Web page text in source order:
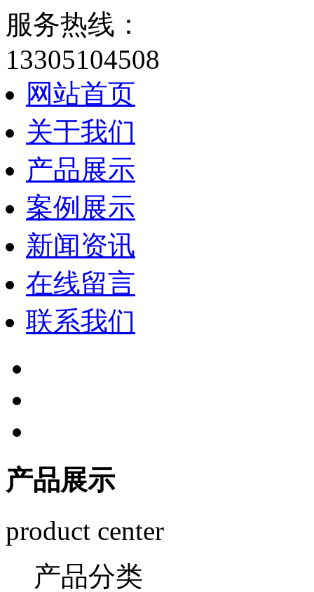
服务热线：
13305104508
网站首页
关于我们
产品展示
案例展示
新闻资讯
在线留言
联系我们
产品展示
product center
产品分类